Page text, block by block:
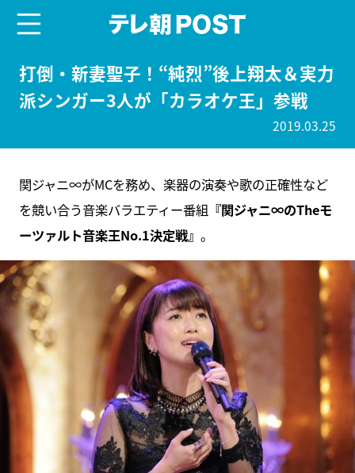
打倒・新妻聖子！“純烈”後上翔太＆実力
派シンガー3人が「カラオケ王」参戦
2019.03.25
関ジャニ∞がMCを務め、楽器の演奏や歌の正確性など
を競い合う音楽バラエティー番組 『関ジャニ∞のTheモ
ーツァルト音楽王No.1決定戦』 。